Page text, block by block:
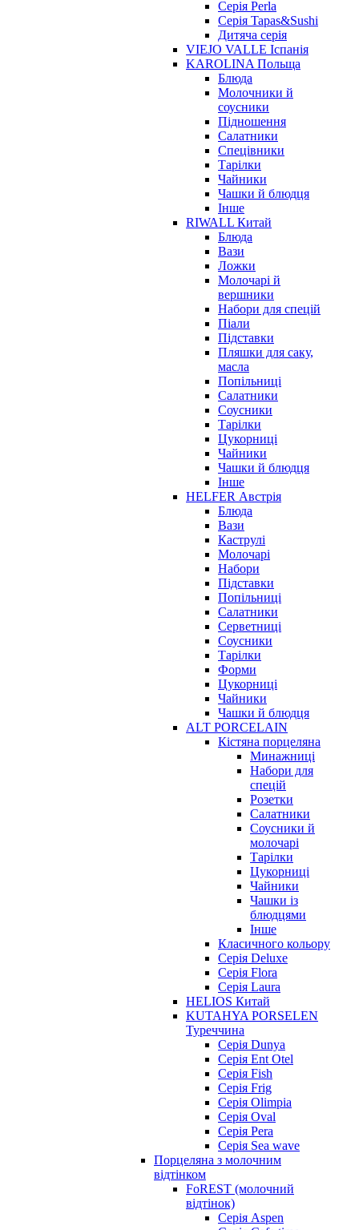
Серія Perla
Серія Tapas&Sushi
Дитяча серія
VIEJO VALLE Іспанія
KAROLINA Польща
Блюда
Молочники й
соусники
Підношення
Салатники
Спецівники
Тарілки
Чайники
Чашки й блюдця
Інше
RIWALL Китай
Блюда
Вази
Ложки
Молочарі й
вершники
Набори для спецій
Піали
Підставки
Пляшки для саку,
масла
Попільниці
Салатники
Соусники
Тарілки
Цукорниці
Чайники
Чашки й блюдця
Інше
HELFER Австрія
Блюда
Вази
Каструлі
Молочарі
Набори
Підставки
Попільниці
Салатники
Серветниці
Соусники
Тарілки
Форми
Цукорниці
Чайники
Чашки й блюдця
ALT PORCELAIN
Кістяна порцеляна
Минажниці
Набори для
спецій
Розетки
Салатники
Соусники й
молочарі
Тарілки
Цукорниці
Чайники
Чашки із
блюдцями
Інше
Класичного кольору
Серія Deluxe
Серія Flora
Серія Laura
HELIOS Китай
KUTAHYA PORSELEN
Туреччина
Серія Dunya
Серія Ent Otel
Серія Fish
Серія Frig
Серія Olimpia
Серія Oval
Серія Pera
Серія Sea wave
Порцеляна з молочним
відтінком
FoREST (молочний
відтінок)
Серія Aspen